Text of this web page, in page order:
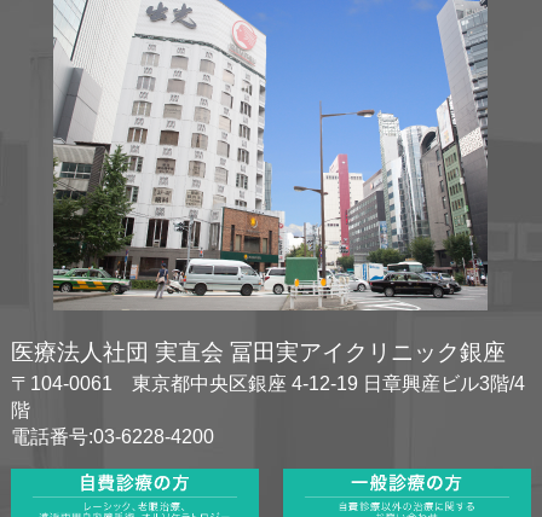
医療法人社団 実直会 冨田実アイクリニック銀座
〒104-0061 東京都中央区銀座 4-12-19 日章興産ビル3階/4
階
電話番号:03-6228-4200